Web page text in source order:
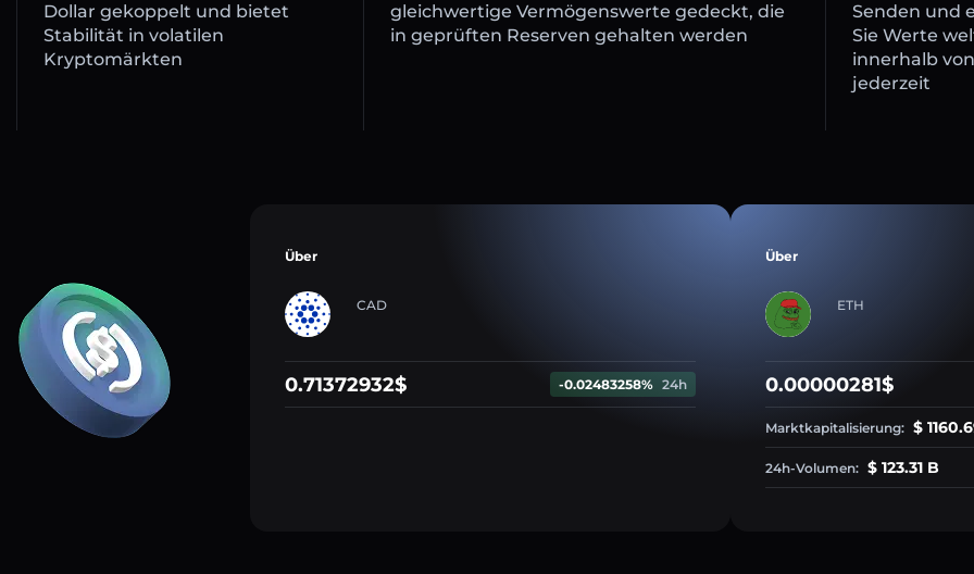
Dollar gekoppelt und bietet
Stabilität in volatilen
Kryptomärkten
gleichwertige Vermögenswerte gedeckt, die
in geprüften Reserven gehalten werden
Senden und
Sie Werte
innerhalb
jederzeit
Über
CAD
0.71372932$ -0.02483258% 24h
Über
ETH
0.00000281$
Marktkapitalisierung: $
24h-Volumen: $ 123.31 B